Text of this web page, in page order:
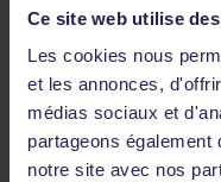
Ce site web utilise
Les cookies nous
et les annonces,
médias sociaux et
partageons
notre site avec nos
durée de vie dépend
facteurs.
La longévité des
plusieurs facteurs :
la qualité des